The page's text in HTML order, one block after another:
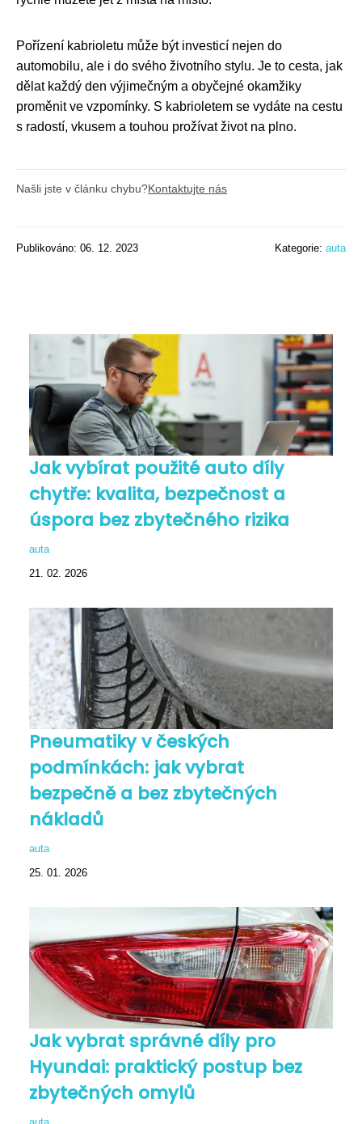
Pořízení kabrioletu může být investicí nejen do
automobilu, ale i do svého životního stylu. Je to cesta, jak
dělat každý den výjimečným a obyčejné okamžiky
proměnit ve vzpomínky. S kabrioletem se vydáte na cestu
s radostí, vkusem a touhou prožívat život na plno.
Našli jste v článku chybu?Kontaktujte nás
Publikováno: 06. 12. 2023 Kategorie: auta
Jak vybírat použité auto díly
chytře: kvalita, bezpečnost a
úspora bez zbytečného rizika
auta
21. 02. 2026
Pneumatiky v českých
podmínkách: jak vybrat
bezpečně a bez zbytečných
nákladů
auta
25. 01. 2026
Jak vybrat správné díly pro
Hyundai: praktický postup bez
zbytečných omylů